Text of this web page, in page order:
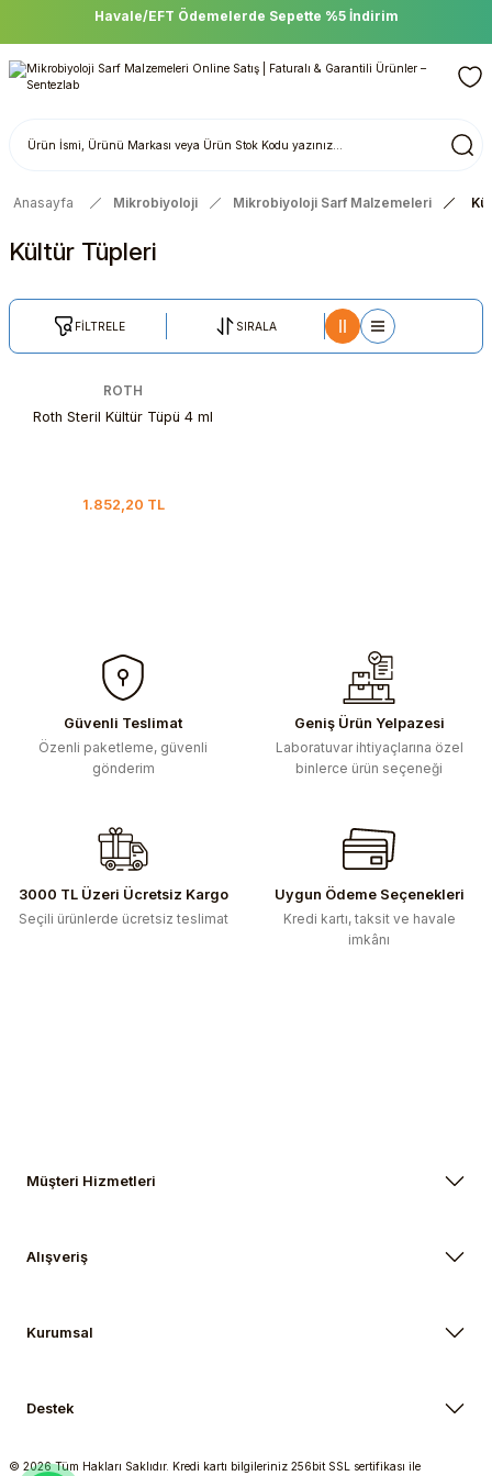
Havale/EFT Ödemelerde Sepette %5 İndirim
Anasayfa Mikrobiyoloji Mikrobiyoloji Sarf Malzemeleri
Kültür Tüpleri
FİLTRELE SIRALA
ROTH
Roth Steril Kültür Tüpü 4 ml
1.852,20 TL
Güvenli Teslimat
Özenli paketleme, güvenli
gönderim
Geniş Ürün Yelpazesi
Laboratuvar ihtiyaçlarına özel
binlerce ürün seçeneği
3000 TL Üzeri Ücretsiz Kargo
Seçili ürünlerde ücretsiz teslimat
Uygun Ödeme Seçenekleri
Kredi kartı, taksit ve havale
imkânı
Müşteri Hizmetleri
Alışveriş
Kurumsal
Destek
© 2026 Tüm Hakları Saklıdır. Kredi kartı bilgileriniz 256bit SSL sertifikası ile